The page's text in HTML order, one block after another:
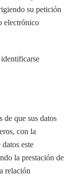
su petición
electrónico
que sus datos
con la
este
la prestación de
relación